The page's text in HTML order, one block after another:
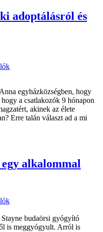
adoptálásról és
egyházközségben, hogy
a csatlakozók 9 hónapon
akinek az élete
Erre talán választ ad a mi
alkalommal
budaörsi gyógyító
is meggyógyult. Arról is